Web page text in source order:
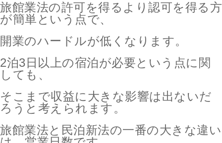
旅館業法の許可を得るより認可を得る方
が簡単という点で、
開業のハードルが低くなります。
2泊3日以上の宿泊が必要という点に関
しても、
そこまで収益に大きな影響は出ないだ
ろうと考えられます。
旅館業法と民泊新法の一番の大きな違い